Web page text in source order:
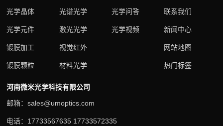
光学晶体
光学元件
镀膜加工
镀膜颗粒
光谱光学
激光光学
视觉红外
材料光学
光学问答
光学视频
联系我们
新闻中心
网站地图
热门标签
河南微米光学科技有限公司
邮箱：sales@umoptics.com
电话：17733567635 17733572335